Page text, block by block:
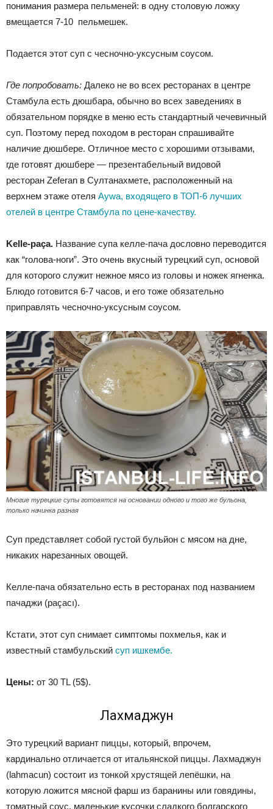
понимания размера пельменей: в одну столовую ложку
вмещается 7-10 пельмешек.
Подается этот суп с чесночно-уксусным соусом.
Где попробовать: Далеко не во всех ресторанах в центре
Стамбула есть дюшбара, обычно во всех заведениях в
обязательном порядке в меню есть стандартный чечевичный
суп. Поэтому перед походом в ресторан спрашивайте
наличие дюшбере. Отличное место с хорошими отзывами,
где готовят дюшбере — презентабельный видовой
ресторан Zeferan в Султанахмете, расположенный на
верхнем этаже отеля Aywa, входящего в ТОП-6 лучших
отелей в центре Стамбула по цене-качеству.
Kelle-paça. Название супа келле-пача дословно переводится
как “голова-ноги”. Это очень вкусный турецкий суп, основой
для которого служит нежное мясо из головы и ножек ягненка.
Блюдо готовится 6-7 часов, и его тоже обязательно
приправлять чесночно-уксусным соусом.
Многие турецкие супы готовятся на основании одного и того же бульона,
только начинка разная
Суп представляет собой густой бульйон с мясом на дне,
никаких нарезанных овощей.
Келле-пача обязательно есть в ресторанах под названием
пачаджи (paçacı).
Кстати, этот суп снимает симптомы похмелья, как и
известный стамбульский суп ишкембе.
Цены: от 30 TL (5$).
Лахмаджун
Это турецкий вариант пиццы, который, впрочем,
кардинально отличается от итальянской пиццы. Лахмаджун
(lahmacun) состоит из тонкой хрустящей лепёшки, на
которую ложится мясной фарш из баранины или говядины,
томатный соус, маленькие кусочки сладкого болгарского